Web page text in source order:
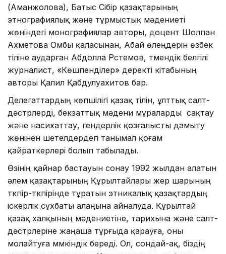
(Аманжолова), Батыс Сібір қазақтарының
этнографиялық және тұрмыстық мәдениеті
жөніндегі монографиялар авторы, доцент Шолпан
Ахметова Омбы қаласынан, Абай өлеңдерін өзбек
тіліне аударған Абдолла Рүстемов, түмендік белгілі
журналист, «Көшпенділер» деректі кітабының
авторы Қалил Қабдулуахитов бар.
Делегаттардың көпшілігі қазақ тілін, ұлттық салт-
дәстүрлерді, бекзаттық мәдени мұраларды сақтау
және насихаттау, гендерлік қозғалысты дамыту
жөнінен шетелдердегі танымал қоғам
қайраткерлері болып табылады.
Өзінің қайнар бастауын сонау 1992 жылдан алатын
әлем қазақтарының Құрылтайлары жер шарының
түкпір-түкпірінде тұратын этникалық қазақтардың
іскерлік сұхбаты алаңына айналуда. Құрылтай
қазақ халқының мәдениетіне, тарихына және салт-
дәстүрлеріне жаңаша тұрғыда қарауға, оны
молайтуға мүмкіндік береді. Ол, сондай-ақ, біздің